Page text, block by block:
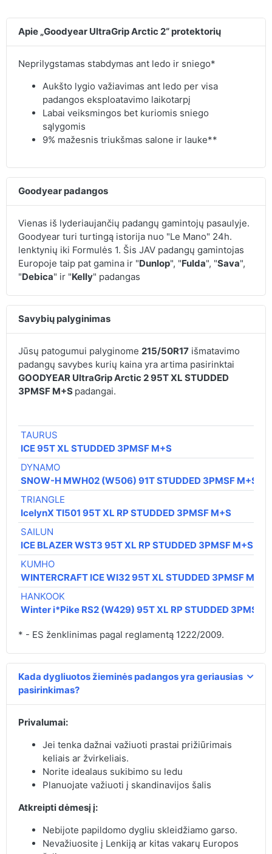
Apie „Goodyear UltraGrip Arctic 2“ protektorių
Neprilygstamas stabdymas ant ledo ir sniego*
Aukšto lygio važiavimas ant ledo per visa
padangos eksploatavimo laikotarpį
Labai veiksmingos bet kuriomis sniego
sąlygomis
9% mažesnis triukšmas salone ir lauke**
Goodyear padangos
Vienas iš lyderiaujančių padangų gamintojų pasaulyje.
Goodyear turi turtingą istorija nuo "Le Mano" 24h.
lenktynių iki Formulės 1. Šis JAV padangų gamintojas
Europoje taip pat gamina ir "Dunlop", "Fulda", "Sava",
"Debica" ir "Kelly" padangas
Savybių palyginimas
Jūsų patogumui palyginome 215/50R17išmatavimo
padangų savybes kurių kaina yra artima pasirinktai
GOODYEAR UltraGrip Arctic 2 95T XL STUDDED
3PMSF M+S padangai.
TAURUS
ICE 95T XL STUDDED 3PMSF M+S
DYNAMO
SNOW-H MWH02 (W506) 91T STUDDED 3PMSF M+S
TRIANGLE
IcelynX TI501 95T XL RP STUDDED 3PMSF M+S
SAILUN
ICE BLAZER WST3 95T XL RP STUDDED 3PMSF M+S
KUMHO
WINTERCRAFT ICE WI32 95T XL STUDDED 3PMSF M+S
HANKOOK
Winter i*Pike RS2 (W429) 95T XL RP STUDDED 3PMSF
* - ES ženklinimas pagal reglamentą 1222/2009.
Kada dygliuotos žieminės padangos yra geriausias
pasirinkimas?
Privalumai:
Jei tenka dažnai važiuoti prastai prižiūrimais
keliais ar žvirkeliais.
Norite idealaus sukibimo su ledu
Planuojate važiuoti į skandinavijos šalis
Atkreipti dėmesį į:
Nebijote papildomo dygliu skleidžiamo garso.
Nevažiuosite į Lenkiją ar kitas vakarų Europos